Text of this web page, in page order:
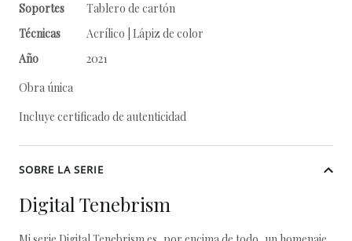
Soportes
Tablero de cartón
Técnicas
Acrílico | Lápiz de color
Año
2021
Obra única
Incluye certificado de autenticidad
SOBRE LA SERIE
Digital Tenebrism